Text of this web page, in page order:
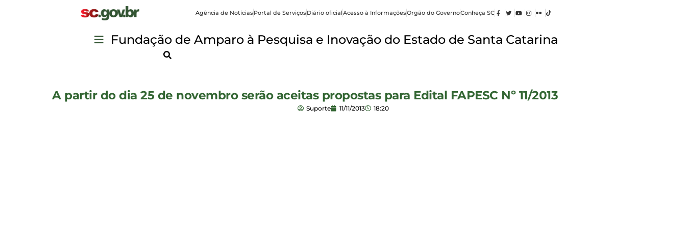
Agência de NotíciasPortal de ServiçosDiário oficialAcesso à InformaçõesOrgão do GovernoConheça SC
Fundação de Amparo à Pesquisa e Inovação do Estado de Santa Catarina
A partir do dia 25 de novembro serão aceitas propostas para Edital FAPESC Nº 11/2013
Suporte 11/11/2013 18:20